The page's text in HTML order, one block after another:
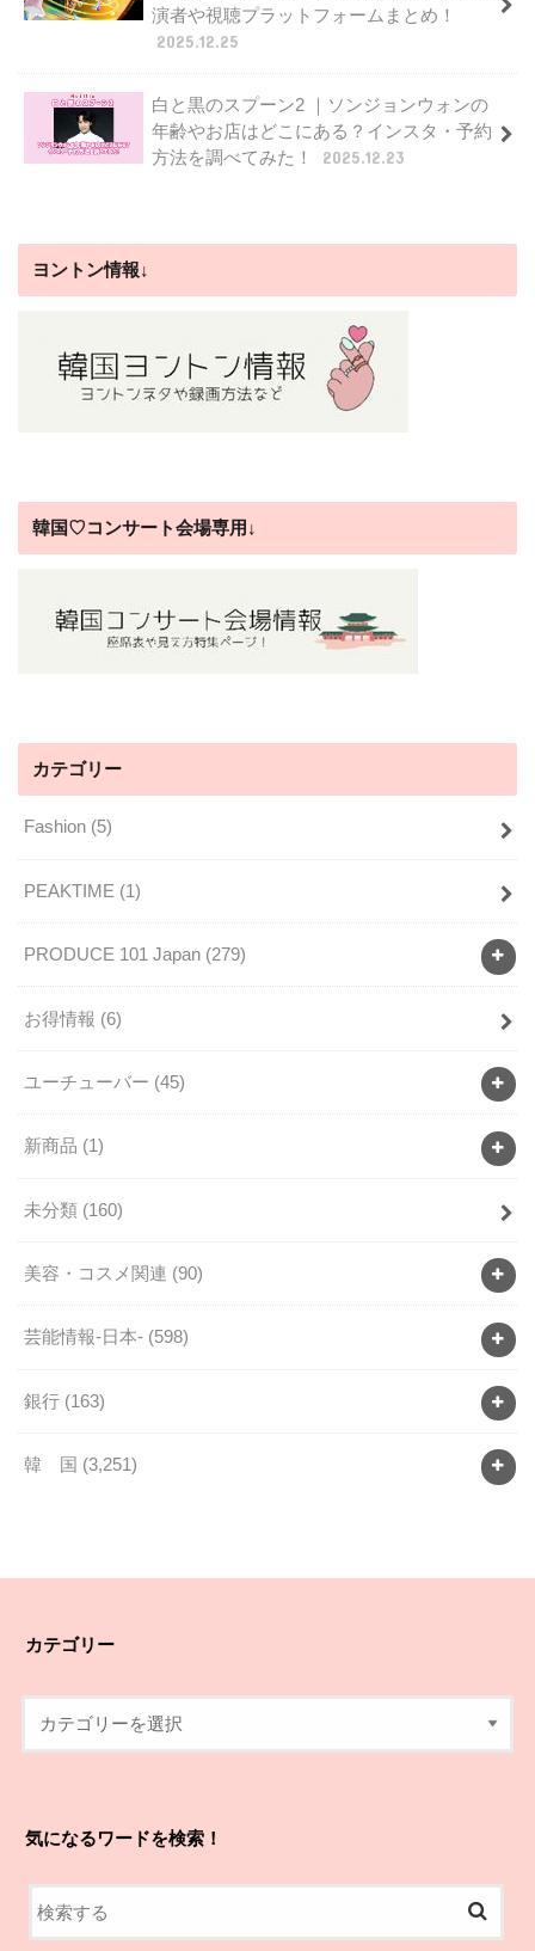
演者や視聴プラットフォームまとめ！
2025.12.25
白と黒のスプーン2 ｜ソンジョンウォンの
年齢やお店はどこにある？インスタ・予約
方法を調べてみた！
2025.12.23
ヨントン情報↓
韓国♡コンサート会場専用↓
カテゴリー
Fashion (5)
PEAKTIME (1)
PRODUCE 101 Japan (279)
お得情報 (6)
ユーチューバー (45)
新商品 (1)
未分類 (160)
美容・コスメ関連 (90)
芸能情報-日本- (598)
銀行 (163)
韓 国 (3,251)
カテゴリー
気になるワードを検索！